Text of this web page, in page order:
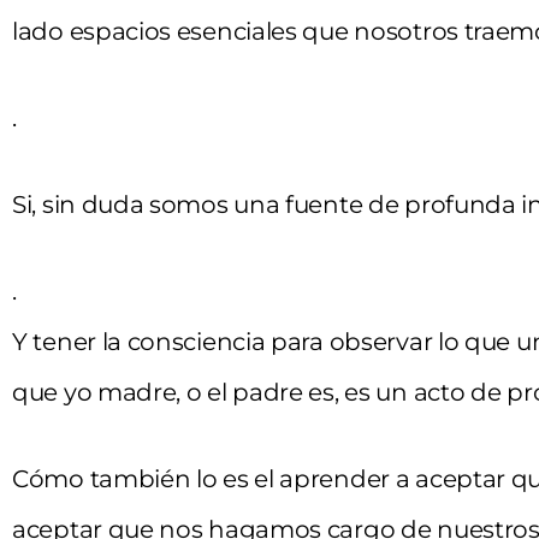
lado espacios esenciales que nosotros
.
Si, sin duda somos una fuente de profunda
.
Y tener la consciencia para observar lo que
que yo madre, o el padre es, es un acto de
Cómo también lo es el aprender a aceptar
aceptar que nos hagamos cargo de